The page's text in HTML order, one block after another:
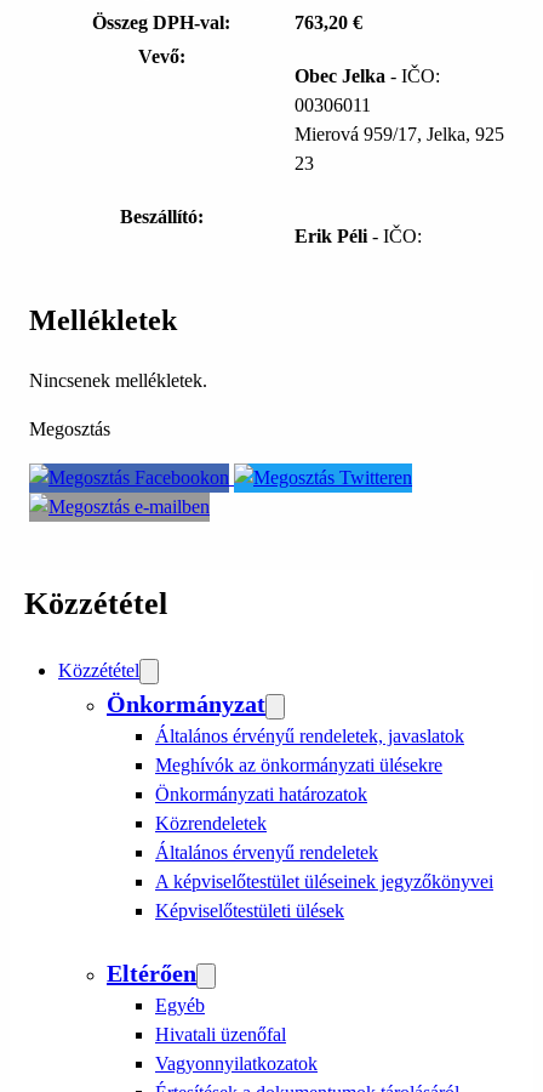
Összeg DPH-val:
763,20 €
Vevő:
Obec Jelka - IČO:
00306011
Mierová 959/17, Jelka, 925
23
Beszállító:
Erik Péli - IČO:
Mellékletek
Nincsenek mellékletek.
Megosztás
Közzététel
Közzététel
Önkormányzat
Általános érvényű rendeletek, javaslatok
Meghívók az önkormányzati ülésekre
Önkormányzati határozatok
Közrendeletek
Általános érvenyű rendeletek
A képviselőtestület üléseinek jegyzőkönyvei
Képviselőtestületi ülések
Eltérően
Egyéb
Hivatali üzenőfal
Vagyonnyilatkozatok